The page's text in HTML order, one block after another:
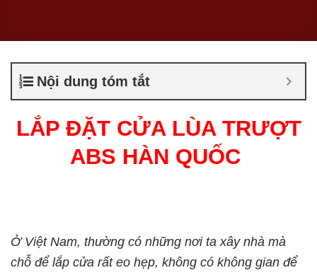
Nội dung tóm tắt
LẮP ĐẶT CỬA LÙA TRƯỢT
ABS HÀN QUỐC
Ở Việt Nam, thường có những nơi ta xây nhà mà
chỗ để lắp cửa rất eo hẹp, không có không gian để